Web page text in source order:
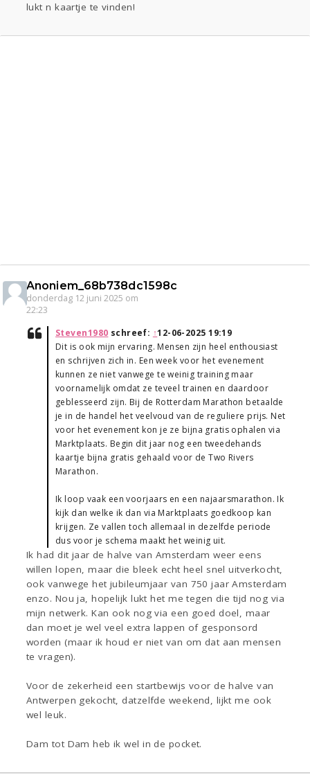
lukt n kaartje te vinden!
Anoniem_68b738dc1598c
donderdag 12 juni 2025 om
22:23
Steven1980 schreef: ↑12-06-2025 19:19
Dit is ook mijn ervaring. Mensen zijn heel enthousiast
en schrijven zich in. Een week voor het evenement
kunnen ze niet vanwege te weinig training maar
voornamelijk omdat ze teveel trainen en daardoor
geblesseerd zijn. Bij de Rotterdam Marathon betaalde
je in de handel het veelvoud van de reguliere prijs. Net
voor het evenement kon je ze bijna gratis ophalen via
Marktplaats. Begin dit jaar nog een tweedehands
kaartje bijna gratis gehaald voor de Two Rivers
Marathon.
Ik loop vaak een voorjaars en een najaarsmarathon. Ik
kijk dan welke ik dan via Marktplaats goedkoop kan
krijgen. Ze vallen toch allemaal in dezelfde periode
dus voor je schema maakt het weinig uit.
Ik had dit jaar de halve van Amsterdam weer eens
willen lopen, maar die bleek echt heel snel uitverkocht,
ook vanwege het jubileumjaar van 750 jaar Amsterdam
enzo. Nou ja, hopelijk lukt het me tegen die tijd nog via
mijn netwerk. Kan ook nog via een goed doel, maar
dan moet je wel veel extra lappen of gesponsord
worden (maar ik houd er niet van om dat aan mensen
te vragen).
Voor de zekerheid een startbewijs voor de halve van
Antwerpen gekocht, datzelfde weekend, lijkt me ook
wel leuk.
Dam tot Dam heb ik wel in de pocket.